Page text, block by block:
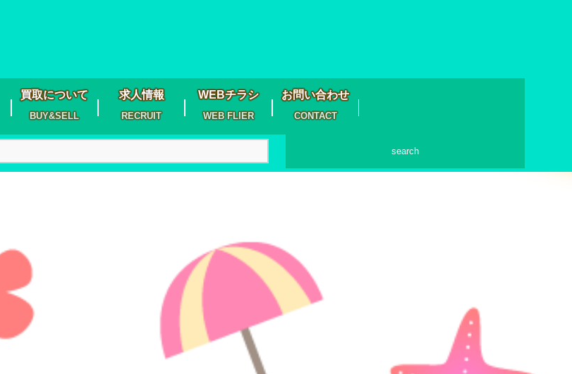
買取について
BUY&SELL
求人情報
RECRUIT
WEBチラシ
WEB FLIER
お問い合わせ
CONTACT
search